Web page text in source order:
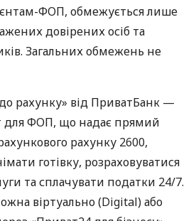
ФОП, обмежується лише
довірених осіб та
Загальних обмежень не
рахунку» від ПриватБанк —
для ФОП, що надає прямий
рахунку 2600,
готівку, розраховуватися
та сплачувати податки 24/7.
віртуально (Digital) або